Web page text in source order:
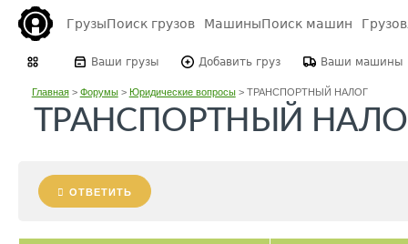
ГрузыПоиск грузов МашиныПоиск машин
Ваши грузы Добавить груз Ваши машины
Главная> Форумы> Юридические вопросы> ТРАНСПОРТНЫЙ НАЛОГ
ТРАНСПОРТНЫЙ
ОТВЕТИТЬ